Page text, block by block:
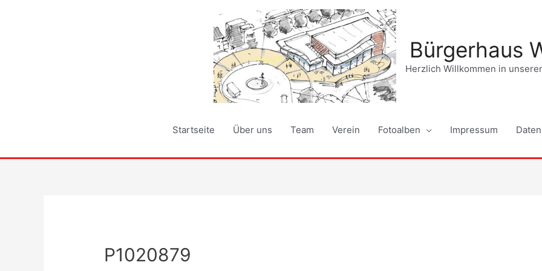
Bürgerhaus
Herzlich Willkommen in
Startseite Über uns Team Verein Fotoalben Impressum
P1020879